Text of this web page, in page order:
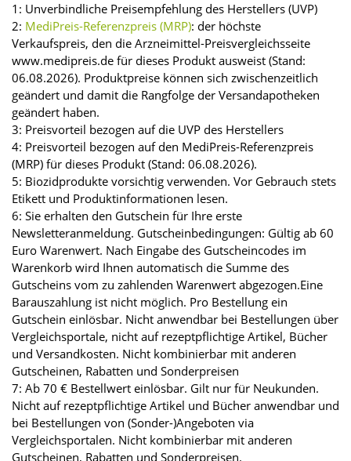
1: Unverbindliche Preisempfehlung des Herstellers (UVP)
2: MediPreis-Referenzpreis (MRP): der höchste
Verkaufspreis, den die Arzneimittel-Preisvergleichsseite
www.medipreis.de für dieses Produkt ausweist (Stand:
06.08.2026). Produktpreise können sich zwischenzeitlich
geändert und damit die Rangfolge der Versandapotheken
geändert haben.
3: Preisvorteil bezogen auf die UVP des Herstellers
4: Preisvorteil bezogen auf den MediPreis-Referenzpreis
(MRP) für dieses Produkt (Stand: 06.08.2026).
5: Biozidprodukte vorsichtig verwenden. Vor Gebrauch stets
Etikett und Produktinformationen lesen.
6: Sie erhalten den Gutschein für Ihre erste
Newsletteranmeldung. Gutscheinbedingungen: Gültig ab 60
Euro Warenwert. Nach Eingabe des Gutscheincodes im
Warenkorb wird Ihnen automatisch die Summe des
Gutscheins vom zu zahlenden Warenwert abgezogen.Eine
Barauszahlung ist nicht möglich. Pro Bestellung ein
Gutschein einlösbar. Nicht anwendbar bei Bestellungen über
Vergleichsportale, nicht auf rezeptpflichtige Artikel, Bücher
und Versandkosten. Nicht kombinierbar mit anderen
Gutscheinen, Rabatten und Sonderpreisen
7: Ab 70 € Bestellwert einlösbar. Gilt nur für Neukunden.
Nicht auf rezeptpflichtige Artikel und Bücher anwendbar und
bei Bestellungen von (Sonder-)Angeboten via
Vergleichsportalen. Nicht kombinierbar mit anderen
Gutscheinen, Rabatten und Sonderpreisen.